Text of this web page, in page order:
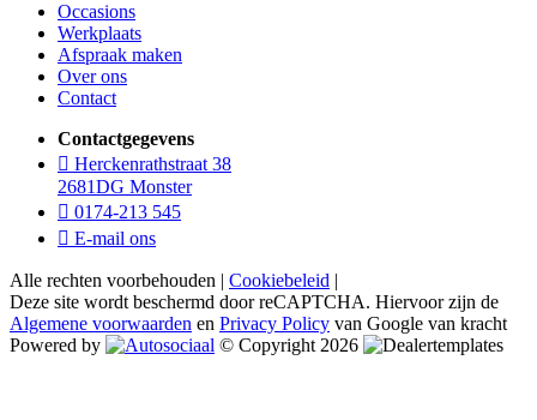
Occasions
Werkplaats
Afspraak maken
Over ons
Contact
Contactgegevens
Herckenrathstraat 38
2681DG Monster
0174-213 545
E-mail ons
Alle rechten voorbehouden | Cookiebeleid |
Deze site wordt beschermd door reCAPTCHA. Hiervoor zijn de
Algemene voorwaarden en Privacy Policy van Google van kracht
Powered by
© Copyright 2026